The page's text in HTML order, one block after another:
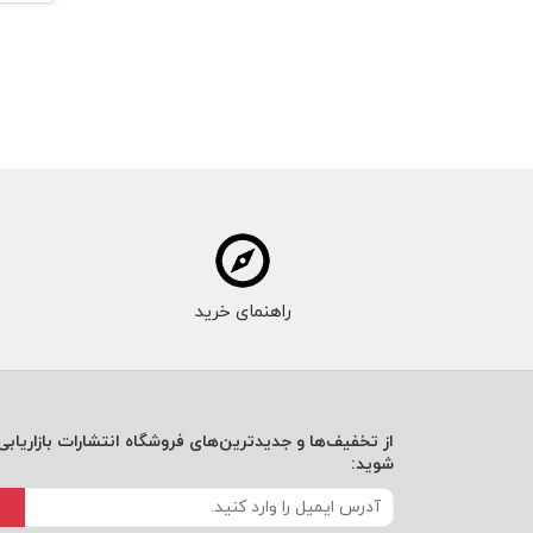
راهنمای خرید
از تخفیف‌ها و جدیدترین‌های فروشگاه انتشارات
شوید: